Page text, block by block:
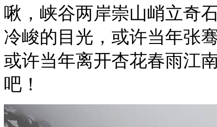
啾，峡谷两岸崇山峭立奇
冷峻的目光，或许当年张
或许当年离开杏花春雨江
吧！